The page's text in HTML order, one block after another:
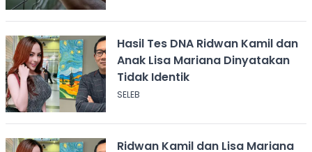
Hasil Tes DNA Ridwan Kamil dan
Anak Lisa Mariana Dinyatakan
Tidak Identik
SELEB
Ridwan Kamil dan Lisa Mariana